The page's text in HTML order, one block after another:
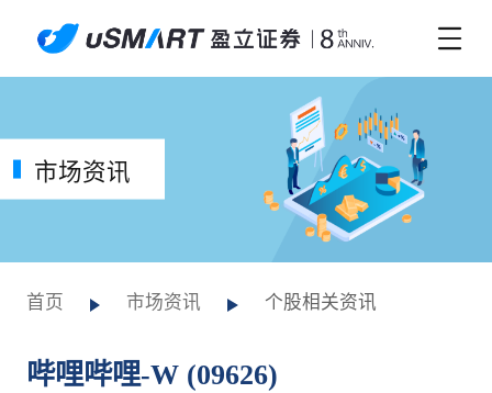
市场资讯
首页 市场资讯 个股相关资讯
哔哩哔哩-W (09626)